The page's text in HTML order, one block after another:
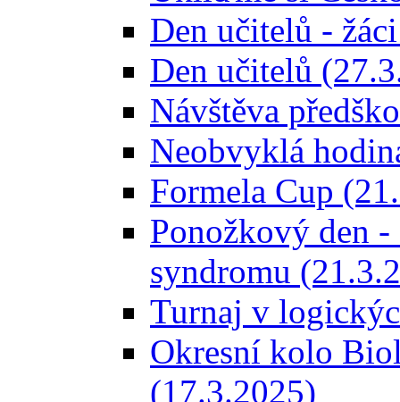
Den učitelů -
Den učitelů
Návštěva
Neobvyklá
Formela Cup
Ponožkový den
syndromu
Turnaj v
Okresní kolo
(17.3.2025)